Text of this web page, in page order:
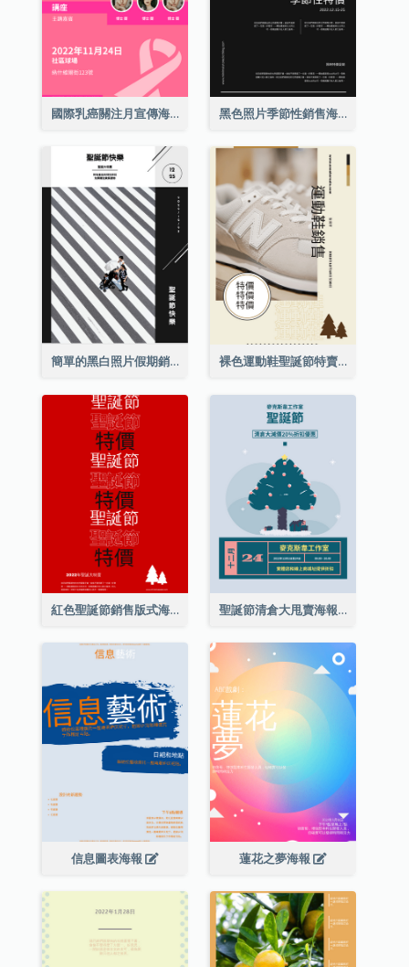
國際乳癌關注月宣傳海報 黑色照片季節性銷售海報
簡單的黑白照片假期銷售海報 裸色運動鞋聖誕節特賣海報
紅色聖誕節銷售版式海報 聖誕節清倉大甩賣海報
信息圖表海報 蓮花之夢海報